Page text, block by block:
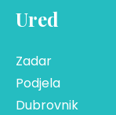
Ured
Zadar
Podjela
Dubrovnik